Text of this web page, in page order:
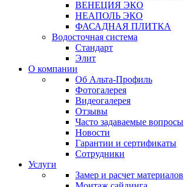
ВЕНЕЦИЯ ЭКО
НЕАПОЛЬ ЭКО
ФАСАДНАЯ ПЛИТКА
Водосточная система
Стандарт
Элит
О компании
Об Альта-Профиль
Фотогалерея
Видеогалерея
Отзывы
Часто задаваемые вопросы
Новости
Гарантии и сертификаты
Сотрудники
Услуги
Замер и расчет материалов